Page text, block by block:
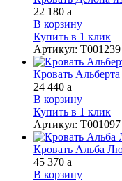
22 180 a
В корзину
Купить в 1 клик
Артикул: Т001239
Кровать
24 440 a
В корзину
Купить в 1 клик
Артикул: Т001097
Кровать Альба
45 370 a
В корзину